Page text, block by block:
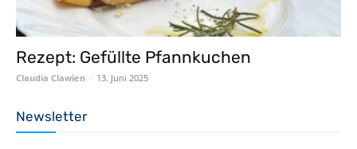
Rezept: Gefüllte Pfannkuchen
Claudia Clawien - 13. Juni 2025
Newsletter